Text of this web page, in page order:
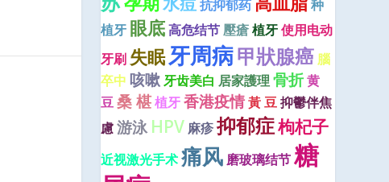
抗抑郁药
种
植牙 眼底高危结节壓瘡植牙使用电动
牙刷 失眠牙周病甲狀腺癌 腦
卒中 咳嗽牙齿美白 居家護理 骨折黄
豆桑 椹植牙香港疫情黃 豆抑鬱伴焦
慮游泳 HPV 麻疹抑郁症枸杞子
近视激光手术痛风 磨玻璃结节糖